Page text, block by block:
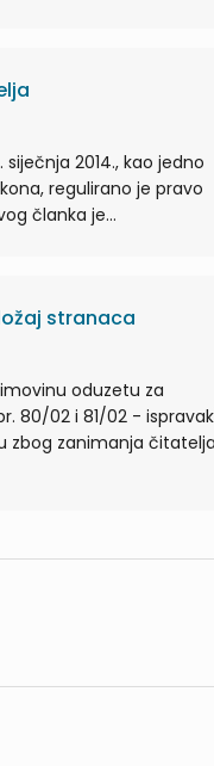
2014., kao jedno
regulirano je pravo
članka je...
stranaca
oduzetu za
80/02 i 81/02 -
zbog zanimanja